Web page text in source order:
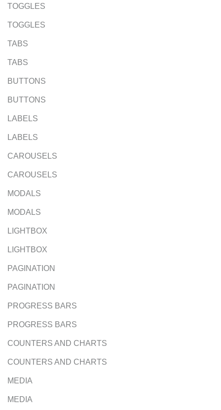
TOGGLES
TOGGLES
TABS
TABS
BUTTONS
BUTTONS
LABELS
LABELS
CAROUSELS
CAROUSELS
MODALS
MODALS
LIGHTBOX
LIGHTBOX
PAGINATION
PAGINATION
PROGRESS BARS
PROGRESS BARS
COUNTERS AND CHARTS
COUNTERS AND CHARTS
MEDIA
MEDIA